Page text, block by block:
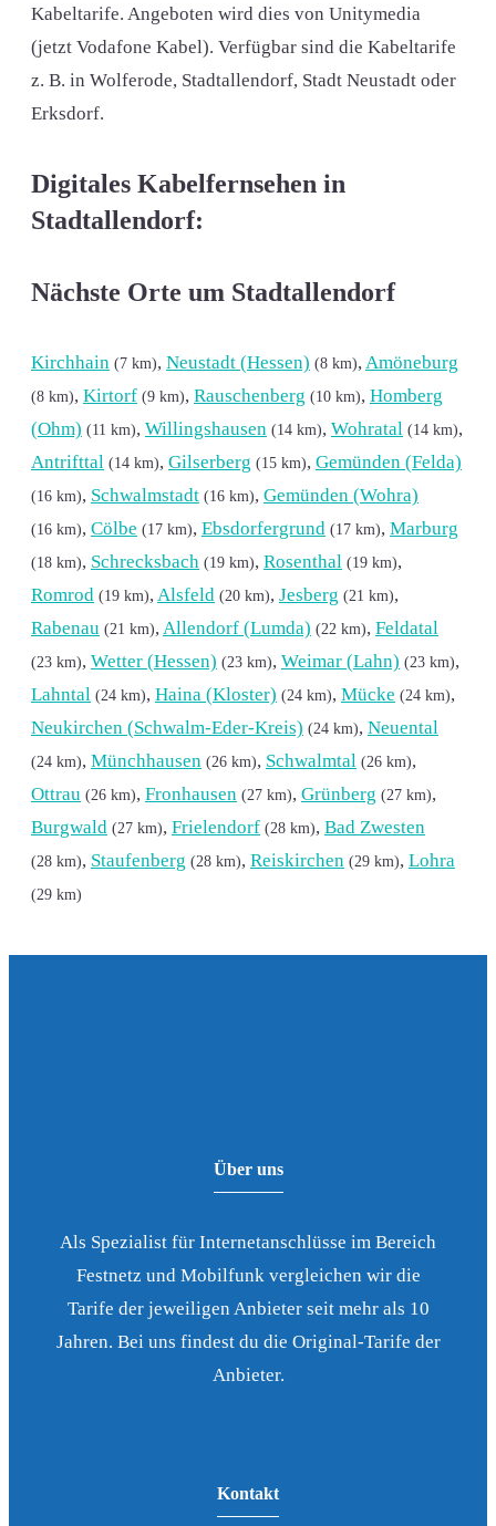
Kabeltarife. Angeboten wird dies von Unitymedia
(jetzt Vodafone Kabel). Verfügbar sind die Kabeltarife
z. B. in Wolferode, Stadtallendorf, Stadt Neustadt oder
Erksdorf.
Digitales Kabelfernsehen in
Stadtallendorf:
Nächste Orte um Stadtallendorf
Kirchhain (7 km), Neustadt (Hessen) (8 km), Amöneburg
(8 km), Kirtorf (9 km), Rauschenberg (10 km), Homberg
(Ohm) (11 km), Willingshausen (14 km), Wohratal (14 km),
Antrifttal (14 km), Gilserberg (15 km), Gemünden (Felda)
(16 km), Schwalmstadt (16 km), Gemünden (Wohra)
(16 km), Cölbe (17 km), Ebsdorfergrund (17 km), Marburg
(18 km), Schrecksbach (19 km), Rosenthal (19 km),
Romrod (19 km), Alsfeld (20 km), Jesberg (21 km),
Rabenau (21 km), Allendorf (Lumda) (22 km), Feldatal
(23 km), Wetter (Hessen) (23 km), Weimar (Lahn) (23 km),
Lahntal (24 km), Haina (Kloster) (24 km), Mücke (24 km),
Neukirchen (Schwalm-Eder-Kreis) (24 km), Neuental
(24 km), Münchhausen (26 km), Schwalmtal (26 km),
Ottrau (26 km), Fronhausen (27 km), Grünberg (27 km),
Burgwald (27 km), Frielendorf (28 km), Bad Zwesten
(28 km), Staufenberg (28 km), Reiskirchen (29 km), Lohra
(29 km)
Über uns
Als Spezialist für Internetanschlüsse im Bereich
Festnetz und Mobilfunk vergleichen wir die
Tarife der jeweiligen Anbieter seit mehr als 10
Jahren. Bei uns findest du die Original-Tarife der
Anbieter.
Kontakt